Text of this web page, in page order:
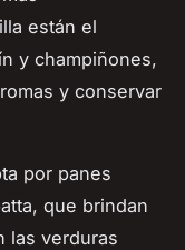
están el
y champiñones,
y conservar
por panes
que brindan
las verduras